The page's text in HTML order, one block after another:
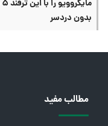
بدون دردسر
مطالب مفید